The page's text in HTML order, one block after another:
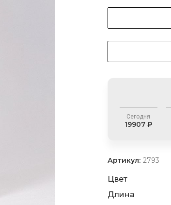
Сегодня
19907 ₽
Артикул: 2793
Цвет
Длина